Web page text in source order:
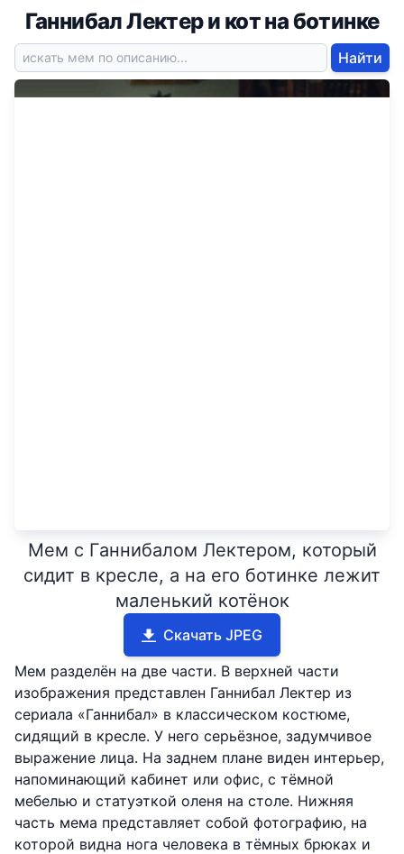
Ганнибал Лектер и кот на ботинке
Найти
Мем с Ганнибалом Лектером, который
сидит в кресле, а на его ботинке лежит
маленький котёнок
Скачать JPEG
Мем разделён на две части. В верхней части
изображения представлен Ганнибал Лектер из
сериала «Ганнибал» в классическом костюме,
сидящий в кресле. У него серьёзное, задумчивое
выражение лица. На заднем плане виден интерьер,
напоминающий кабинет или офис, с тёмной
мебелью и статуэткой оленя на столе. Нижняя
часть мема представляет собой фотографию, на
которой видна нога человека в тёмных брюках и